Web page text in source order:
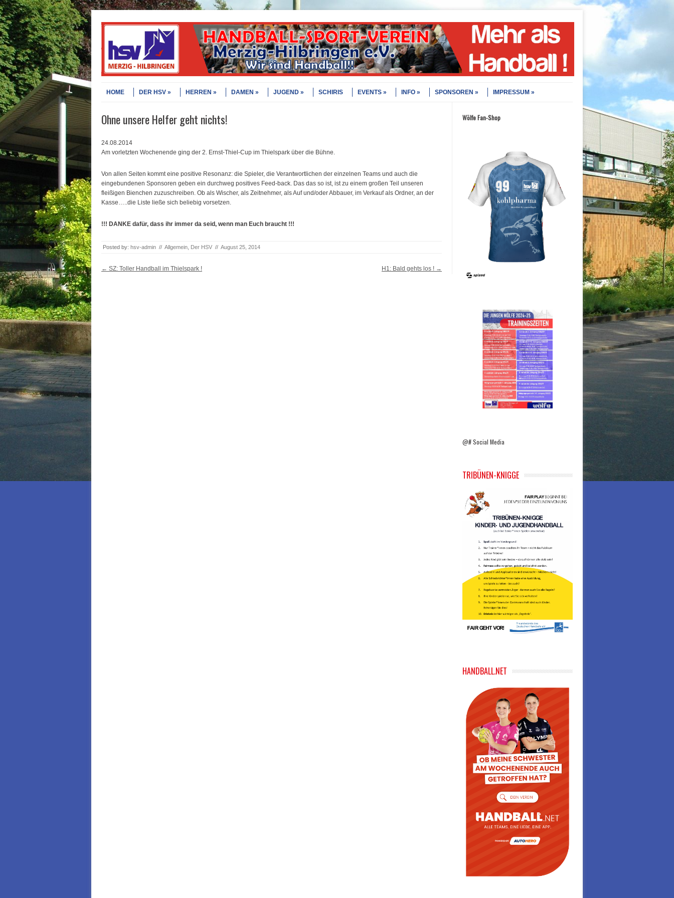
Menu
HOME
DER HSV HERREN DAMEN JUGEND SCHIRIS EVENTS INFO SPONSOREN IMPRESSUM
Ohne unsere Helfer geht nichts!
24.08.2014
Am vorletzten Wochenende ging der 2. Ernst-Thiel-Cup im Thielspark über die Bühne.
Von allen Seiten kommt eine positive Resonanz: die Spieler, die Verantwortlichen der einzelnen Teams und auch die
eingebundenen Sponsoren geben ein durchweg positives Feed-back. Das das so ist, ist zu einem großen Teil unseren
fleißigen Bienchen zuzuschreiben. Ob als Wischer, als Zeitnehmer, als Auf und/oder Abbauer, im Verkauf als Ordner, an der
Kasse…..die Liste ließe sich beliebig vorsetzen.
!!! DANKE dafür, dass ihr immer da seid, wenn man Euch braucht !!!
Posted by: hsv-admin // Allgemein Der HSV // August 25, 2014
Post navigation
← SZ: Toller Handball im Thielspark ! H1: Bald gehts los ! →
Wölfe Fan-Shop
@# Social Media
TRIBÜNEN-KNIGGE
HANDBALL.NET